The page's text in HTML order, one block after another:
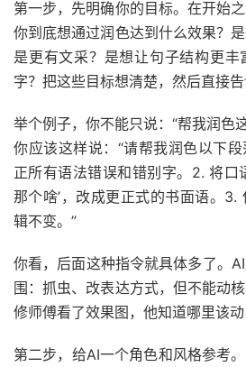
第一步，先明确你的目标。在开始
你到底想通过润色达到什么效果？
是更有文采？是想让句子结构更丰
字？把这些目标想清楚，然后直接告
举个例子，你不能只说：“帮我润色
你应该这样说：“请帮我润色以下
正所有语法错误和错别字。2. 将口
那个啥’，改成更正式的书面语。3.
辑不变。”
你看，后面这种指令就具体多了。
围：抓虫、改表达方式，但不能动
修师傅看了效果图，他知道哪里该动
第二步，给AI一个角色和风格参考